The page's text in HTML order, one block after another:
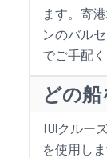
ます。寄
ンのバル
でご手配く
どの
TUIクルー
を使用し